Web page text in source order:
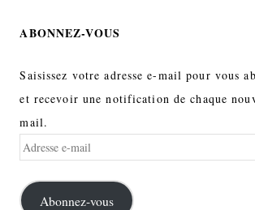
ABONNEZ-VOUS
Saisissez votre adresse e-mail pour vous
et recevoir une notification de chaque
mail.
Adresse
mail
Abonnez-vous